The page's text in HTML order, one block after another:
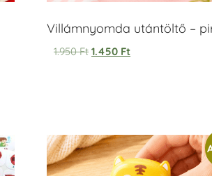
Villámnyomda utántöltő –
1.950Ft 1.450 Ft